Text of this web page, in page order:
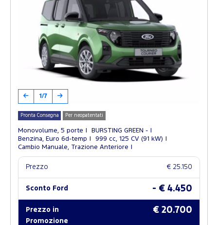
1/7
Pronta Consegna Per neopatentati
Monovolume, 5 porte
BURSTING GREEN -
Benzina, Euro 6d-temp
999 cc, 125 CV (91 kW)
Cambio Manuale, Trazione Anteriore
Prezzo € 25.150
Sconto Ford - € 4.450
Prezzo in
Promozione
€ 20.700